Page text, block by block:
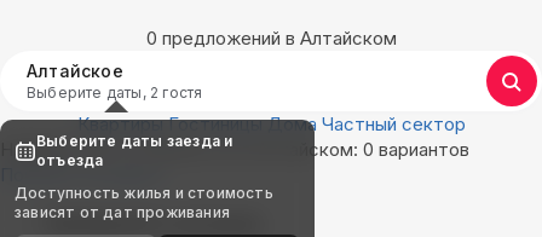
0 предложений в Алтайском
Алтайское
Выберите даты, 2 гостя
Квартиры Гостиницы Дома Частный сектор
Найдём, где остановиться в Алтайском: 0 вариантов
Показать на карте
Выбирайте лучшее
Выберите даты заезда и
отъезда
Доступность жилья и стоимость
зависят от дат проживания